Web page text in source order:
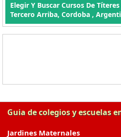
Elegir Y Buscar Cursos De
Tercero Arriba, Cordoba ,
Guia de colegios y escuelas
Jardines Maternales